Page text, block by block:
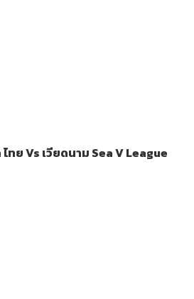
ย Vs เวียดนาม Sea V League